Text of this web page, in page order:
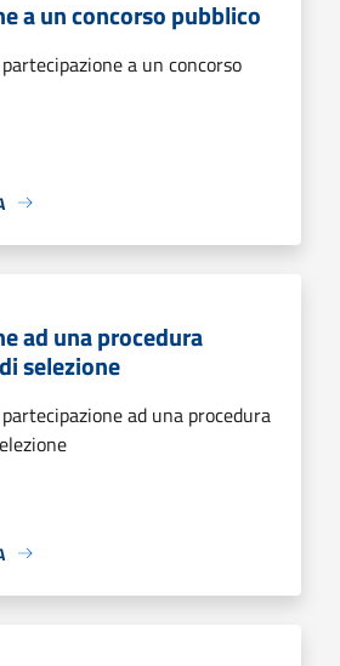
a un concorso pubblico
a un concorso
ad una procedura
selezione
ad una procedura